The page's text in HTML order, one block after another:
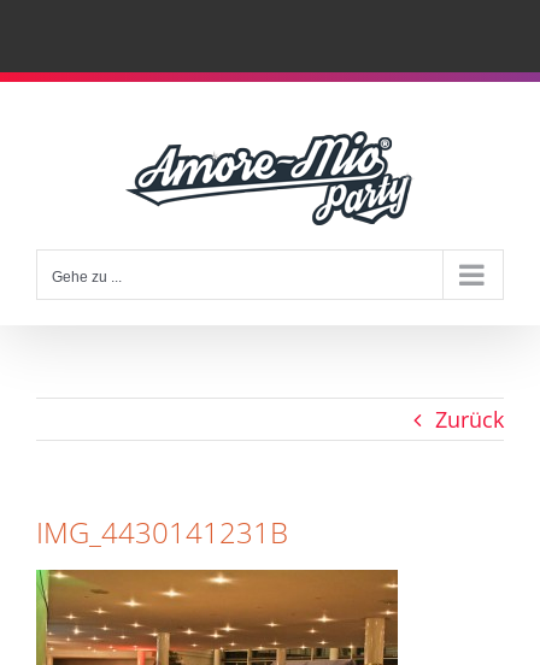
Zum
Gehe zu ...
Zurück
IMG_4430141231B